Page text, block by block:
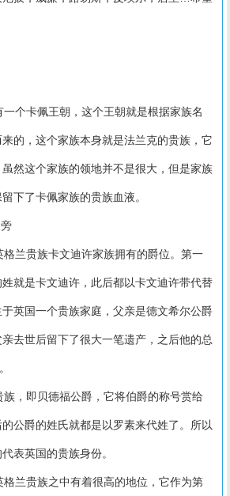
个卡佩王朝，这个王朝就是根据家族名
的，这个家族本身就是法兰克的贵族，它
然这个家族的领地并不是很大，但是家族
下了卡佩家族的贵族血液。
兰贵族卡文迪许家族拥有的爵位。第一
就是卡文迪许，此后都以卡文迪许带代替
英国一个贵族家庭，父亲是德文希尔公爵
去世后留下了很大一笔遗产，之后他的总
，即贝德福公爵，它将伯爵的称号赏给
公爵的姓氏就都是以罗素来代姓了。所以
表英国的贵族身份。
兰贵族之中有着很高的地位，它作为第